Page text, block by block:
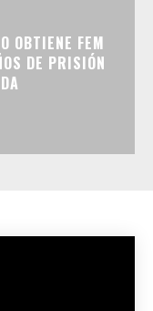
OBTIENE FEM
DE PRISIÓN